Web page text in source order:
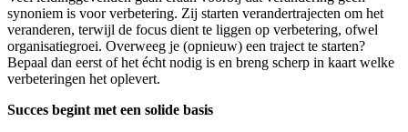
synoniem is voor verbetering. Zij starten verandertrajecten om het
veranderen, terwijl de focus dient te liggen op verbetering, ofwel
organisatiegroei. Overweeg je (opnieuw) een traject te starten?
Bepaal dan eerst of het écht nodig is en breng scherp in kaart welke
verbeteringen het oplevert.
Succes begint met een solide basis